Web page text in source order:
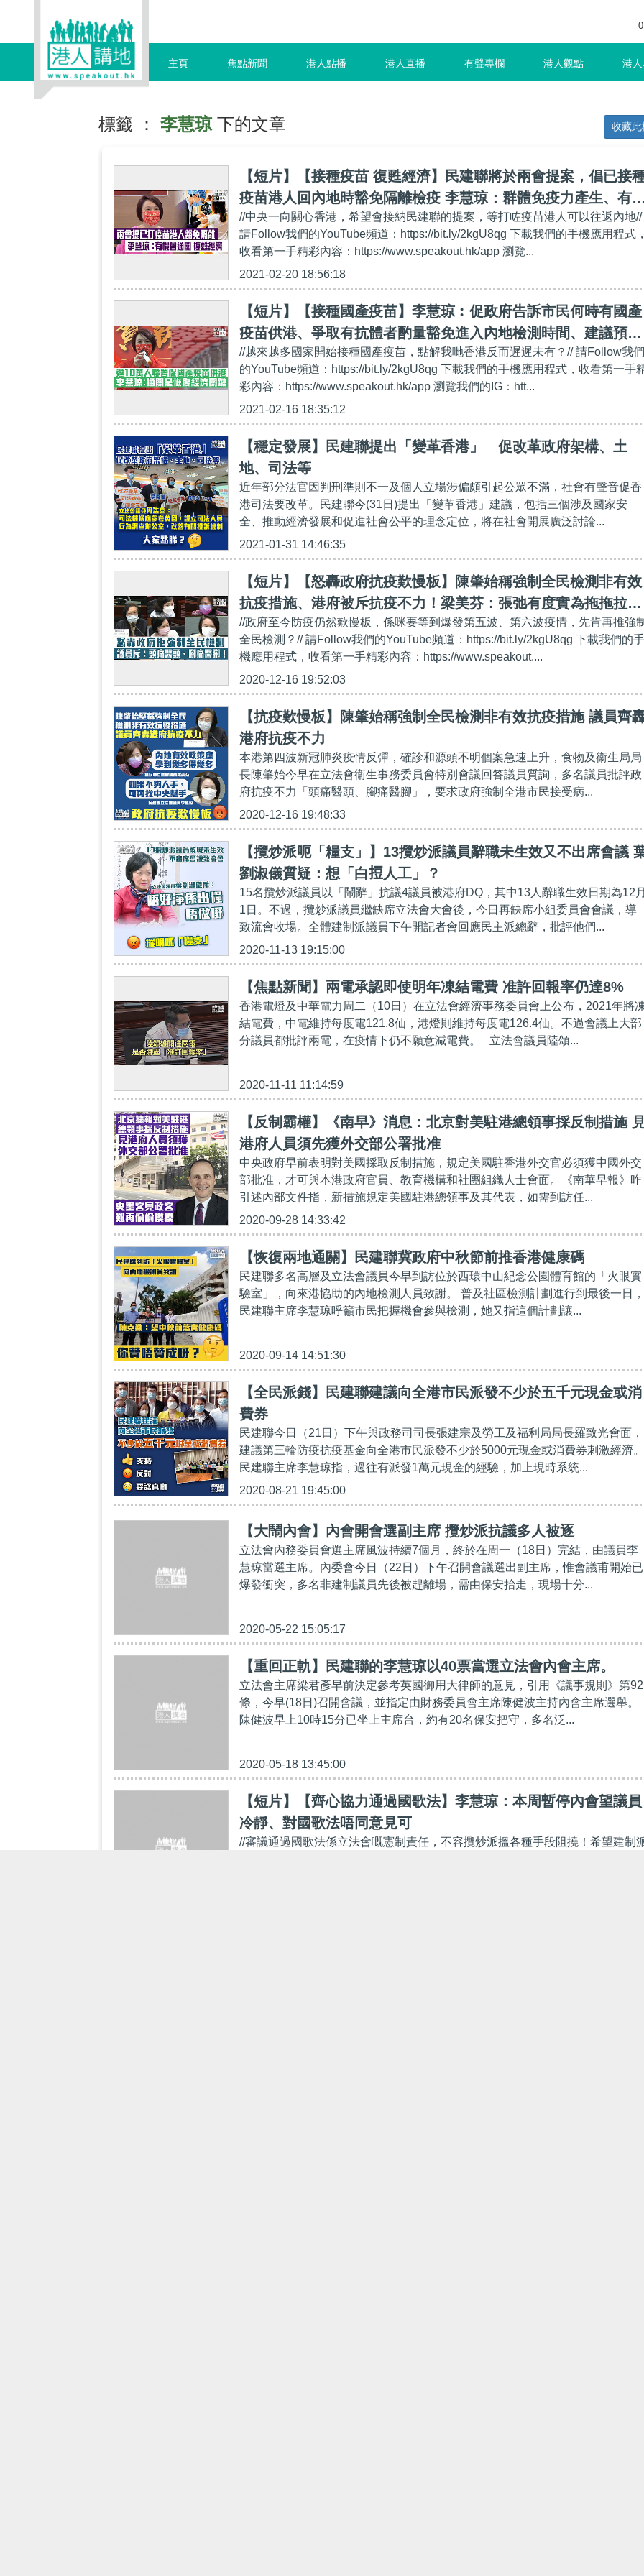
主頁 焦點新聞 港人點播 港人直播 有聲專欄 港人觀點 港
標籤 ： 李慧琼下的文章 收藏此
【短片】【接種疫苗 復甦經濟】民建聯將於兩會提案，倡已接
疫苗港人回內地時豁免隔離檢疫 李慧琼：群體免疫力產生、有
會通關；譚耀宗：為己為人、盡快接種疫苗
//中央一向關心香港，希望會接納民建聯的提案，等打咗疫苗港人可以往返內地//
請Follow我們的YouTube頻道：https://bit.ly/2kgU8qg 下載我們的手機應用程式
收看第一手精彩內容：https://www.speakout.hk/app 瀏覽...
2021-02-20 18:56:18
【短片】【接種國產疫苗】李慧琼︰促政府告訴市民何時有國產
疫苗供港、爭取有抗體者酌量豁免進入內地檢測時間、建議預算
案推短期失業援助
//越來越多國家開始接種國產疫苗，點解我哋香港反而遲遲未有？// 請Follow我們
的YouTube頻道：https://bit.ly/2kgU8qg 下載我們的手機應用程式，收看第一手
彩內容：https://www.speakout.hk/app 瀏覽我們的IG：htt...
2021-02-16 18:35:12
【穩定發展】民建聯提出「變革香港」 促改革政府架構、土
地、司法等
近年部分法官因判刑準則不一及個人立場涉偏頗引起公眾不滿，社會有聲音促香
港司法要改革。民建聯今(31日)提出「變革香港」建議，包括三個涉及國家安
全、推動經濟發展和促進社會公平的理念定位，將在社會開展廣泛討論...
2021-01-31 14:46:35
【短片】【怒轟政府抗疫歎慢板】陳肇始稱強制全民檢測非有效
抗疫措施、港府被斥抗疫不力！梁美芬：張弛有度實為拖拖拉
拉、李慧琼：無人手可找中央幫手！
//政府至今防疫仍然歎慢板，係咪要等到爆發第五波、第六波疫情，先肯再推強
全民檢測？// 請Follow我們的YouTube頻道：https://bit.ly/2kgU8qg 下載我們的手
機應用程式，收看第一手精彩內容：https://www.speakout....
2020-12-16 19:52:03
【抗疫歎慢板】陳肇始稱強制全民檢測非有效抗疫措施 議員齊
港府抗疫不力
本港第四波新冠肺炎疫情反彈，確診和源頭不明個案急速上升，食物及衞生局局
長陳肇始今早在立法會衞生事務委員會特別會議回答議員質詢，多名議員批評政
府抗疫不力「頭痛醫頭、腳痛醫腳」，要求政府強制全港市民接受病...
2020-12-16 19:48:33
【攬炒派呃「糧支」】13攬炒派議員辭職未生效又不出席會議
劉淑儀質疑：想「白𢭃人工」？
15名攬炒派議員以「鬧辭」抗議4議員被港府DQ，其中13人辭職生效日期為12
1日。不過，攬炒派議員繼缺席立法會大會後，今日再缺席小組委員會會議，導
致流會收場。全體建制派議員下午開記者會回應民主派總辭，批評他們...
2020-11-13 19:15:00
【焦點新聞】兩電承認即使明年凍結電費 准許回報率仍達8%
香港電燈及中華電力周二（10日）在立法會經濟事務委員會上公布，2021年將
結電費，中電維持每度電121.8仙，港燈則維持每度電126.4仙。不過會議上大部
分議員都批評兩電，在疫情下仍不願意減電費。 立法會議員陸頌...
2020-11-11 11:14:59
【反制霸權】《南早》消息：北京對美駐港總領事採反制措施
港府人員須先獲外交部公署批准
中央政府早前表明對美國採取反制措施，規定美國駐香港外交官必須獲中國外交
部批准，才可與本港政府官員、教育機構和社團組織人士會面。《南華早報》昨
引述內部文件指，新措施規定美國駐港總領事及其代表，如需到訪任...
2020-09-28 14:33:42
【恢復兩地通關】民建聯冀政府中秋節前推香港健康碼
民建聯多名高層及立法會議員今早到訪位於西環中山紀念公園體育館的「火眼實
驗室」，向來港協助的內地檢測人員致謝。 普及社區檢測計劃進行到最後一日，
民建聯主席李慧琼呼籲市民把握機會參與檢測，她又指這個計劃讓...
2020-09-14 14:51:30
【全民派錢】民建聯建議向全港市民派發不少於五千元現金或消
費券
民建聯今日（21日）下午與政務司司長張建宗及勞工及福利局局長羅致光會面，
建議第三輪防疫抗疫基金向全港市民派發不少於5000元現金或消費券刺激經濟。
民建聯主席李慧琼指，過往有派發1萬元現金的經驗，加上現時系統...
2020-08-21 19:45:00
【大鬧內會】內會開會選副主席 攬炒派抗議多人被逐
立法會內務委員會選主席風波持續7個月，終於在周一（18日）完結，由議員李
慧琼當選主席。內委會今日（22日）下午召開會議選出副主席，惟會議甫開始已
爆發衝突，多名非建制議員先後被趕離場，需由保安抬走，現場十分...
2020-05-22 15:05:17
【重回正軌】民建聯的李慧琼以40票當選立法會內會主席。
立法會主席梁君彥早前決定參考英國御用大律師的意見，引用《議事規則》第92
條，今早(18日)召開會議，並指定由財務委員會主席陳健波主持內會主席選舉。
陳健波早上10時15分已坐上主席台，約有20名保安把守，多名泛...
2020-05-18 13:45:00
【短片】【齊心協力通過國歌法】李慧琼：本周暫停內會望議員
冷靜、對國歌法唔同意見可
//審議通過國歌法係立法會嘅憲制責任，不容攬炒派搵各種手段阻撓！希望建制